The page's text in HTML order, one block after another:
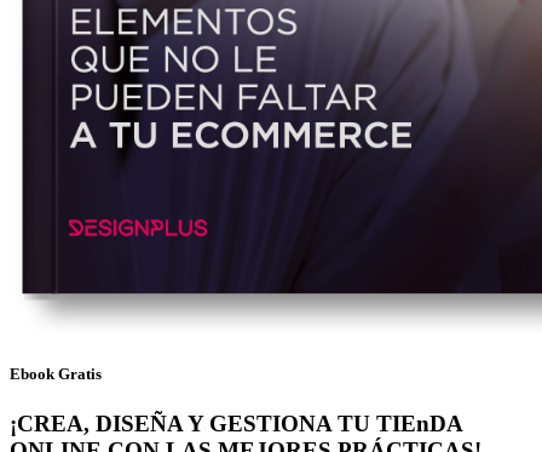
Ebook Gratis
¡CREA, DISEÑA Y GESTIONA TU TIEnDA